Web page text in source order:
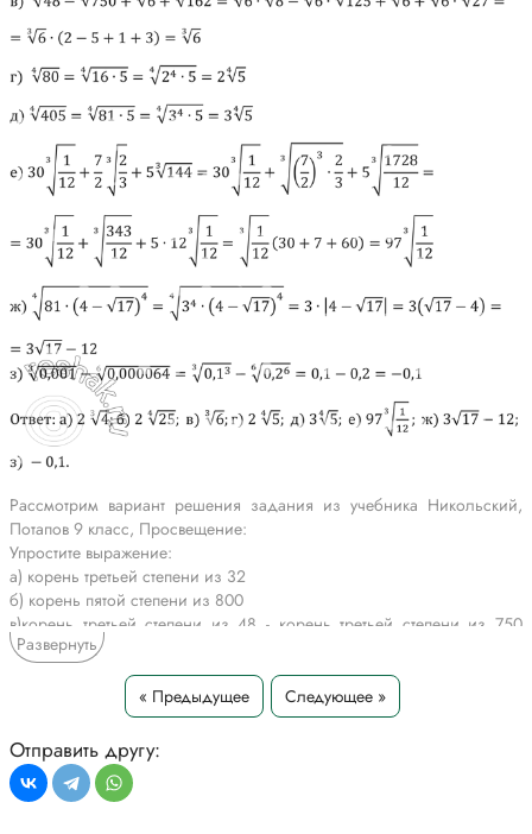
Рассмотрим вариант решения задания из учебника Никольский,
Потапов 9 класс, Просвещение:
Упростите выражение:
а) корень третьей степени из 32
б) корень пятой степени из 800
в)корень третьей степени из 48 - корень третьей степени из 750
+корень третьей степени из 6 корень третьей степени из162
г) корень четвертой степени из 80
д) корень четвертой степени из 405
е) 30*корень третьей степени из 1/12 + 7/2 * корень третьей
степени из 2/3 + 5 * корень третьей степени из 144
*Текст задания приводится исключительно в образовательных целях
для более полного понимания решения.
Развернуть
« Предыдущее Следующее »
Отправить другу: